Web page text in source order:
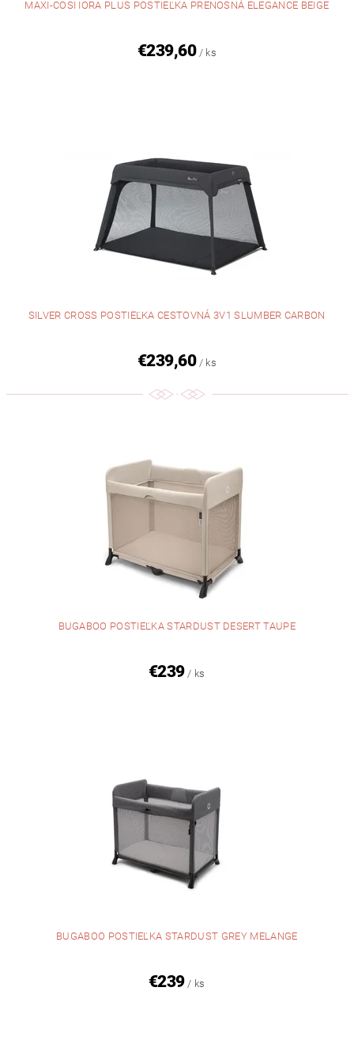
MAXI-COSI IORA PLUS POSTIEĽKA PRENOSNÁ ELEGANCE BEIGE
€239,60 / ks
SILVER CROSS POSTIEĽKA CESTOVNÁ 3V1 SLUMBER CARBON
€239,60 / ks
BUGABOO POSTIEĽKA STARDUST DESERT TAUPE
€239 / ks
BUGABOO POSTIEĽKA STARDUST GREY MELANGE
€239 / ks